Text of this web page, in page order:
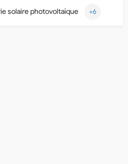
solaire photovoltaïque +6